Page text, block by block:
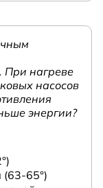
При нагреве
насосов
энергии?
(63-65°)